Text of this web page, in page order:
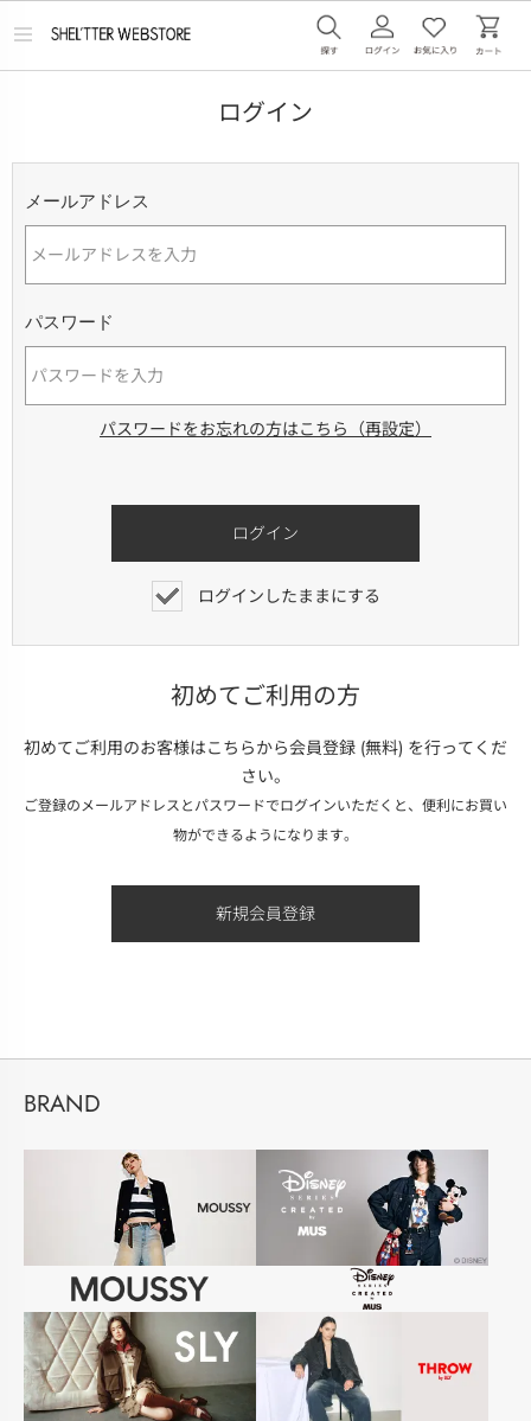
メ
ログイン
メールアドレス
パスワード
パスワードをお忘れの方はこちら（再設定）
ログインしたままにする
初めてご利用の方
初めてご利用のお客様はこちらから会員登録 (無料) を行ってくだ
さい。
ご登録のメールアドレスとパスワードでログインいただくと、便利にお買い
物ができるようになります。
BRAND